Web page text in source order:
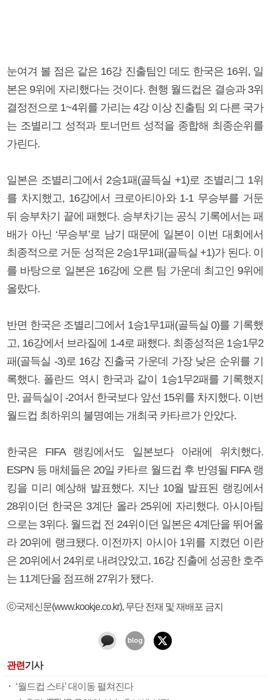
눈여겨 볼 점은 같은 16강 진출팀인 데도 한국은 16위, 일
본은 9위에 자리했다는 것이다. 현행 월드컵은 결승과 3위
결정전으로 1~4위를 가리는 4강 이상 진출팀 외 다른 국가
는 조별리그 성적과 토너먼트 성적을 종합해 최종순위를
가린다.
일본은 조별리그에서 2승1패(골득실 +1)로 조별리그 1위
를 차지했고, 16강에서 크로아티아와 1-1 무승부를 거둔
뒤 승부차기 끝에 패했다. 승부차기는 공식 기록에서는 패
배가 아닌 ‘무승부’로 남기 때문에 일본이 이번 대회에서
최종적으로 거둔 성적은 2승1무1패(골득실 +1)가 된다. 이
를 바탕으로 일본은 16강에 오른 팀 가운데 최고인 9위에
올랐다.
반면 한국은 조별리그에서 1승1무1패(골득실 0)를 기록했
고, 16강에서 브라질에 1-4로 패했다. 최종성적은 1승1무2
패(골득실 -3)로 16강 진출국 가운데 가장 낮은 순위를 기
록했다. 폴란드 역시 한국과 같이 1승1무2패를 기록했지
만, 골득실이 -2여서 한국보다 앞선 15위를 차지했다. 이번
월드컵 최하위의 불명예는 개최국 카타르가 안았다.
한국은 FIFA 랭킹에서도 일본보다 아래에 위치했다.
ESPN 등 매체들은 20일 카타르 월드컵 후 반영될 FIFA 랭
킹을 미리 예상해 발표했다. 지난 10월 발표된 랭킹에서
28위이던 한국은 3계단 올라 25위에 자리했다. 아시아팀
으로는 3위다. 월드컵 전 24위이던 일본은 4계단을 뛰어올
라 20위에 랭크됐다. 이전까지 아시아 1위를 지켰던 이란
은 20위에서 24위로 내려앉았고, 16강 진출에 성공한 호주
는 11계단을 점프해 27위가 됐다.
ⓒ국제신문(www.kookje.co.kr), 무단 전재 및 재배포 금지
관련기사
‘월드컵 스타’ 대이동 펼쳐진다